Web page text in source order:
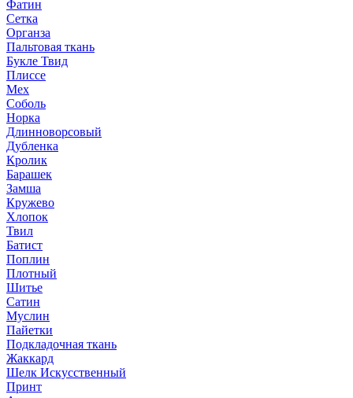
Фатин
Сетка
Органза
Пальтовая ткань
Букле Твид
Плиссе
Мех
Соболь
Норка
Длинноворсовый
Дубленка
Кролик
Барашек
Замша
Кружево
Хлопок
Твил
Батист
Поплин
Плотный
Шитье
Сатин
Муслин
Пайетки
Подкладочная ткань
Жаккард
Шелк Искусственный
Принт